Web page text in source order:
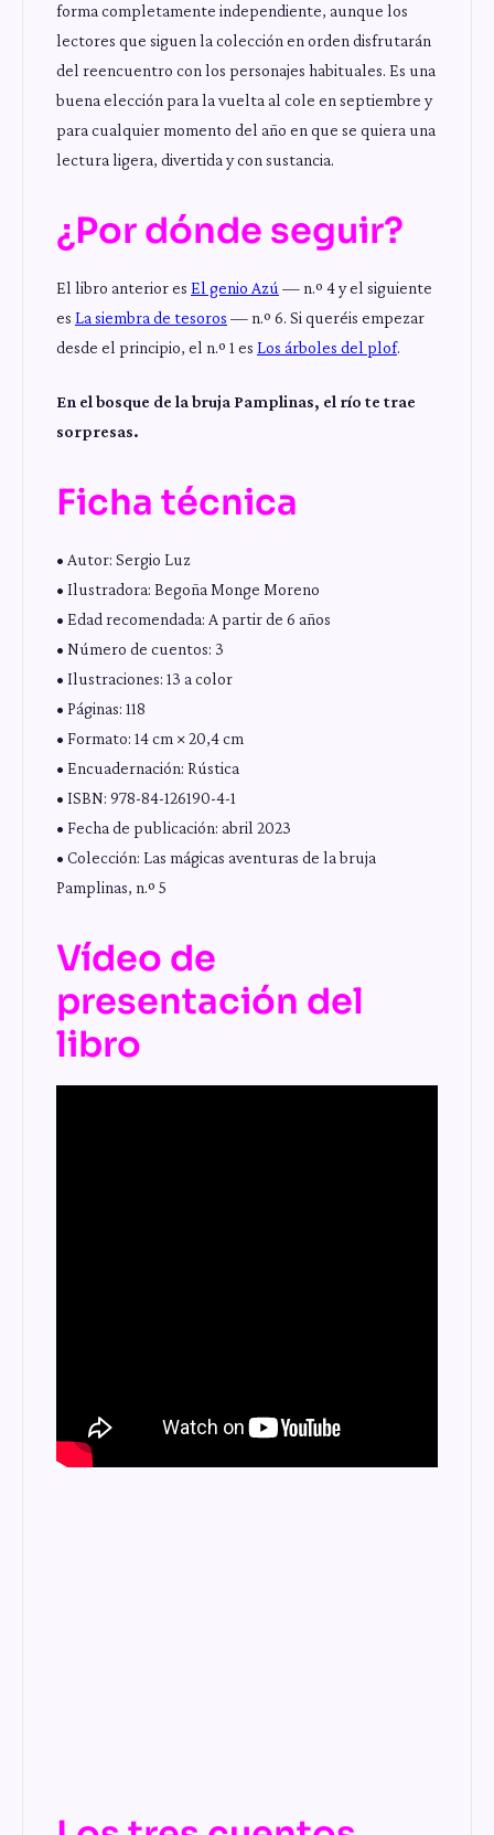
forma completamente independiente, aunque los
lectores que siguen la colección en orden disfrutarán
del reencuentro con los personajes habituales. Es una
buena elección para la vuelta al cole en septiembre y
para cualquier momento del año en que se quiera una
lectura ligera, divertida y con sustancia.
¿Por dónde seguir?
El libro anterior es El genio Azú — n.º 4 y el siguiente
es La siembra de tesoros — n.º 6. Si queréis empezar
desde el principio, el n.º 1 es Los árboles del plof.
En el bosque de la bruja Pamplinas, el río te trae
sorpresas.
Ficha técnica
• Autor: Sergio Luz
• Ilustradora: Begoña Monge Moreno
• Edad recomendada: A partir de 6 años
• Número de cuentos: 3
• Ilustraciones: 13 a color
• Páginas: 118
• Formato: 14 cm × 20,4 cm
• Encuadernación: Rústica
• ISBN: 978-84-126190-4-1
• Fecha de publicación: abril 2023
• Colección: Las mágicas aventuras de la bruja
Pamplinas, n.º 5
Vídeo de
presentación del
libro